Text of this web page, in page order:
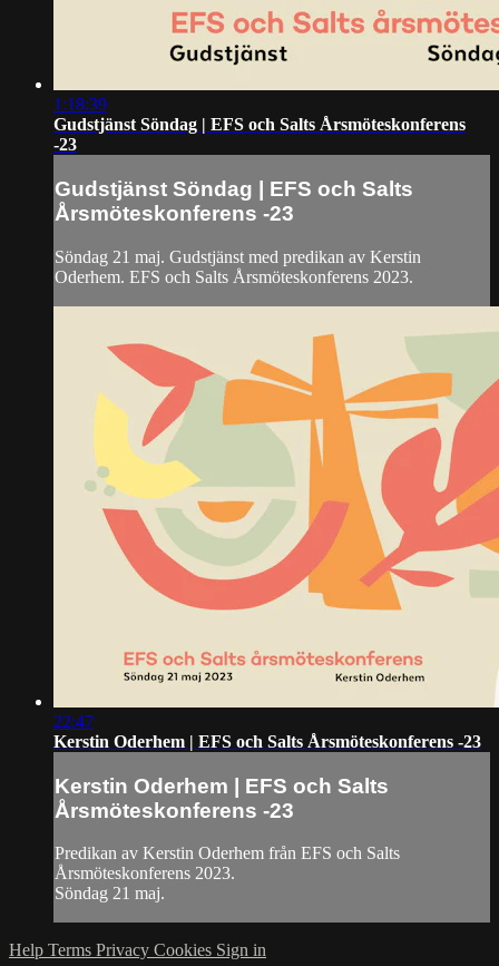
1:18:39
Gudstjänst Söndag | EFS och Salts Årsmöteskonferens
-23
Gudstjänst Söndag | EFS och Salts
Årsmöteskonferens -23
Söndag 21 maj. Gudstjänst med predikan av Kerstin
Oderhem. EFS och Salts Årsmöteskonferens 2023.
22:47
Kerstin Oderhem | EFS och Salts Årsmöteskonferens -23
Kerstin Oderhem | EFS och Salts
Årsmöteskonferens -23
Predikan av Kerstin Oderhem från EFS och Salts
Årsmöteskonferens 2023.
Söndag 21 maj.
Help Terms Privacy Cookies Sign in